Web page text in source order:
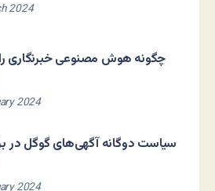
2024
چگونه هوش مصنوعی خبرنگاری
2024
سیاست دوگانه آگهی‌های گوگل در